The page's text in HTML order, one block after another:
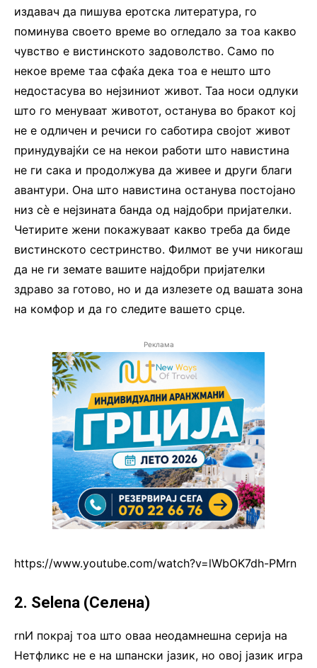
издавач да пишува еротска литература, го
поминува своето време во огледало за тоа какво
чувство е вистинското задоволство. Само по
некое време таа сфаќа дека тоа е нешто што
недостасува во нејзиниот живот. Таа носи одлуки
што го менуваат животот, останува во бракот кој
не е одличен и речиси го саботира својот живот
принудувајќи се на некои работи што навистина
не ги сака и продолжува да живее и други благи
авантури. Она што навистина останува постојано
низ сè е нејзината банда од најдобри пријателки.
Четирите жени покажуваат какво треба да биде
вистинското сестринство. Филмот ве учи никогаш
да не ги земате вашите најдобри пријателки
здраво за готово, но и да излезете од вашата зона
на комфор и да го следите вашето срце.
Реклама
https://www.youtube.com/watch?v=lWbOK7dh-PMrn
2. Selena (Селена)
rnИ покрај тоа што оваа неодамнешна серија на
Нетфликс не е на шпански јазик, но овој јазик игра